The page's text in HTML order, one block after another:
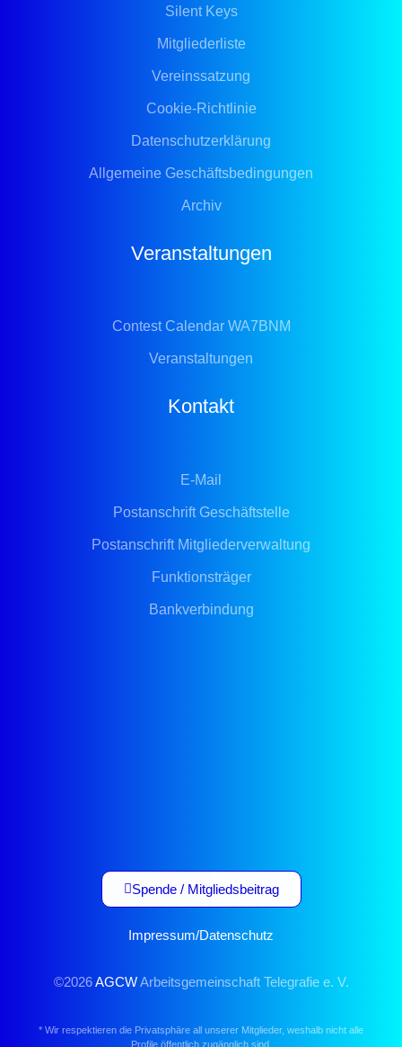
Silent Keys
Mitgliederliste
Vereinssatzung
Cookie-Richtlinie
Datenschutzerklärung
Allgemeine Geschäftsbedingungen
Archiv
Veranstaltungen
Contest Calendar WA7BNM
Veranstaltungen
Kontakt
E-Mail
Postanschrift Geschäftstelle
Postanschrift Mitgliederverwaltung
Funktionsträger
Bankverbindung
Spende / Mitgliedsbeitrag
Impressum/Datenschutz
©2026AGCW Arbeitsgemeinschaft Telegrafie e. V.
* Wir respektieren die Privatsphäre all unserer Mitglieder, weshalb nicht alle
Profile öffentlich zugänglich sind.